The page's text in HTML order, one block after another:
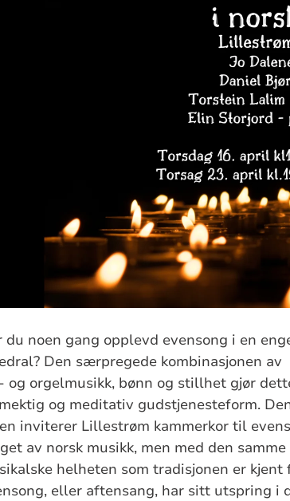
du noen gang opplevd evensong i en
Den særpregede kombinasjonen av
og orgelmusikk, bønn og stillhet gjør
og meditativ gudstjenesteform.
inviterer Lillestrøm kammerkor til
av norsk musikk, men med den
helheten som tradisjonen er kjent
eller aftensang, har sitt utspring i